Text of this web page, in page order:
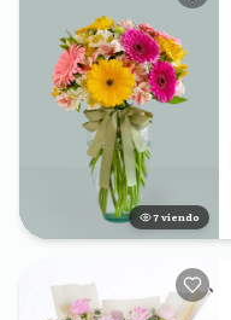
6 viendo